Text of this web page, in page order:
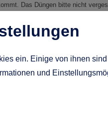
Das Düngen bitte nicht
ein. Einige von ihnen
und